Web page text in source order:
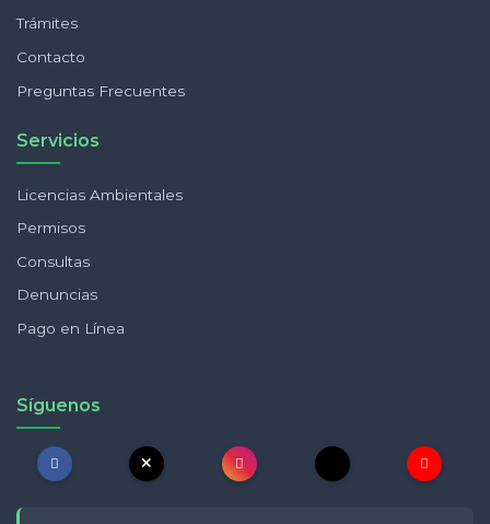
Trámites
Contacto
Preguntas Frecuentes
Servicios
Licencias Ambientales
Permisos
Consultas
Denuncias
Pago en Línea
Síguenos